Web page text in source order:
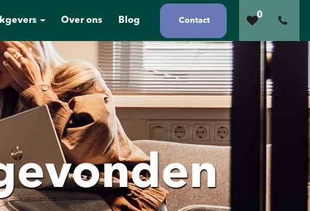
Over ons Blog Contact
0